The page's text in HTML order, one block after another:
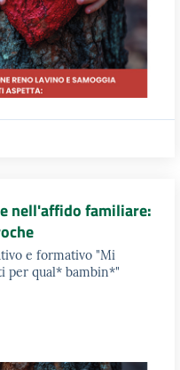
nell'affido familiare:
e formativo "Mi
per qual* bambin*"